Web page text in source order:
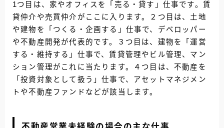
1つ目は、家やオフィスを「売る・貸す」仕事です。賃
貸仲介や売買仲介がここに入ります。２つ目は、土地
や建物を「つくる・企画する」仕事で、デベロッパー
や不動産開発が代表的です。３つ目は、建物を「運営
する・維持する」仕事で、賃貸管理やビル管理、マン
ション管理がこれに当たります。４つ目は、不動産を
「投資対象として扱う」仕事で、アセットマネジメン
トや不動産ファンドなどが該当します。